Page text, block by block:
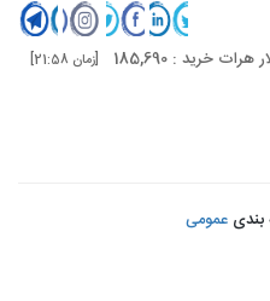
[زمان 21:58] سکه
عمومی